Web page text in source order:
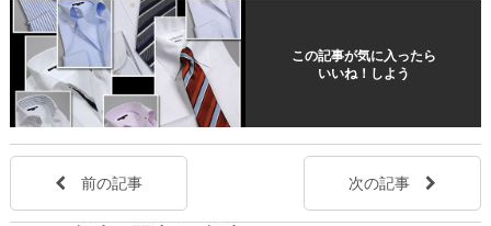
この記事が気に入ったら
いいね！しよう
前の記事 次の記事